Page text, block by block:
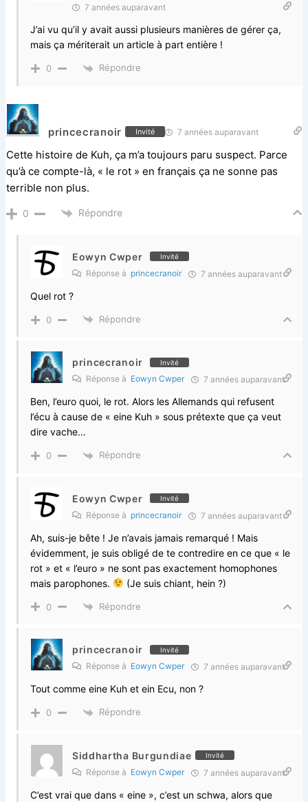
7 années auparavant
J’ai vu qu’il y avait aussi plusieurs manières de gérer ça,
mais ça mériterait un article à part entière !
0 Répondre
princecranoir Invité 7 années auparavant
Cette histoire de Kuh, ça m’a toujours paru suspect. Parce
qu’à ce compte-là, « le rot » en français ça ne sonne pas
terrible non plus.
0 Répondre
Eowyn Cwper Invité
Réponse à princecranoir 7 années auparavant
Quel rot ?
0 Répondre
princecranoir Invité
Réponse à Eowyn Cwper 7 années auparavant
Ben, l’euro quoi, le rot. Alors les Allemands qui refusent
l’écu à cause de « eine Kuh » sous prétexte que ça veut
dire vache…
0 Répondre
Eowyn Cwper Invité
Réponse à princecranoir 7 années auparavant
Ah, suis-je bête ! Je n’avais jamais remarqué ! Mais
évidemment, je suis obligé de te contredire en ce que « le
rot » et « l’euro » ne sont pas exactement homophones
mais parophones.
(Je suis chiant, hein ?)
0 Répondre
princecranoir Invité
Réponse à Eowyn Cwper 7 années auparavant
Tout comme eine Kuh et ein Ecu, non ?
0 Répondre
Siddhartha Burgundiae Invité
Réponse à Eowyn Cwper 7 années auparavant
C’est vrai que dans « eine », c’est un schwa, alors que